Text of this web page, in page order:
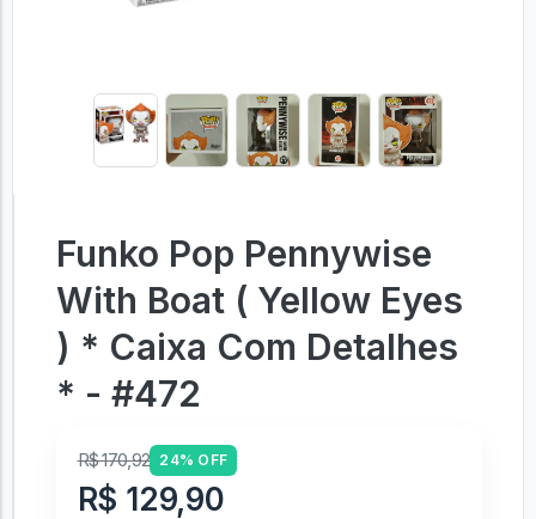
Funko Pop Pennywise
With Boat ( Yellow Eyes
) * Caixa Com Detalhes
* - #472
R$ 170,92 24% OFF
R$ 129,90